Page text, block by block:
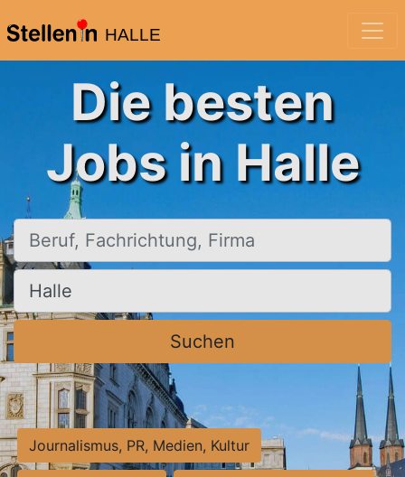
HALLE
Die besten
Jobs in Halle
Beruf, Fachrichtung, Firma
Ort, Stadt
Suchen
Journalismus, PR, Medien, Kultur